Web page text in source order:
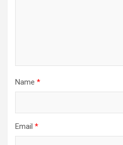
Name *
Email *